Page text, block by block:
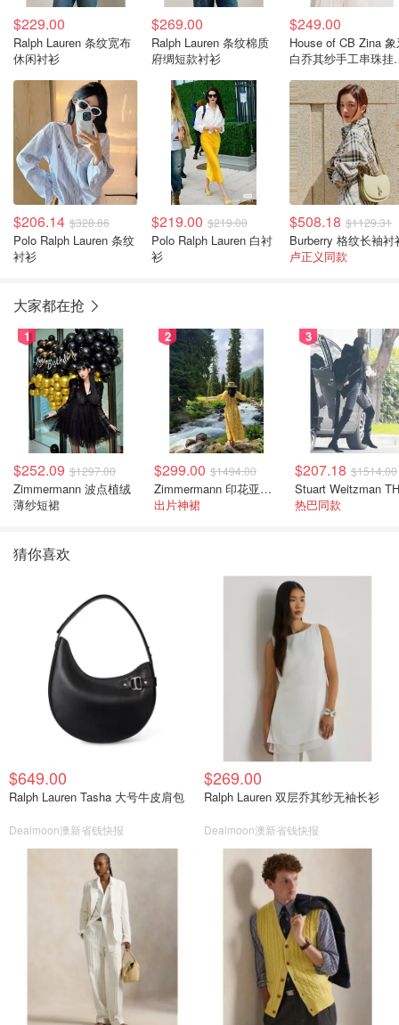
$229.00
Ralph Lauren 条纹宽布
休闲衬衫
$269.00
Ralph Lauren 条纹棉质
府绸短款衬衫
$249.00
House of CB Zina
白乔其纱手工串珠挂
$206.14 $328.86
Polo Ralph Lauren 条纹
衬衫
$219.00 $219.00
Polo Ralph Lauren 白衬
衫
$508.18 $1129.31
Burberry 格纹长袖衬
卢正义同款
大家都在抢
1
$252.09 $1297.00
Zimmermann 波点植绒
薄纱短裙
2
$299.00 $1494.00
Zimmermann 印花亚麻露背中长连衣裙
出片神裙
3
$207.18 $1514.00
热巴同款
猜你喜欢
$649.00
Ralph Lauren Tasha 大号牛皮肩包
Dealmoon澳新省钱快报
$269.00
Ralph Lauren 双层乔其纱无袖长衫
Dealmoon澳新省钱快报